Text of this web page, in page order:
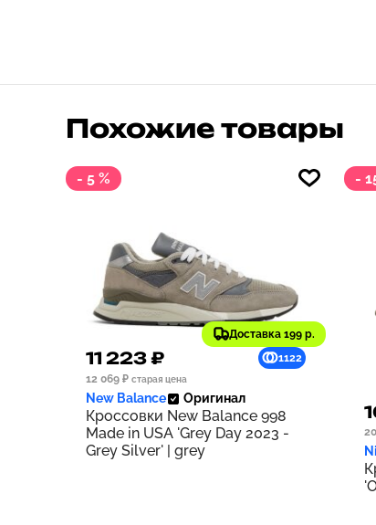
Похожие товары
- 5 %
Доставка 199 р.
11 223 ₽
1122
12 069 ₽ старая цена
New Balance Оригинал
Кроссовки New Balance 998
Made in USA 'Grey Day 2023 -
Grey Silver' | grey
-